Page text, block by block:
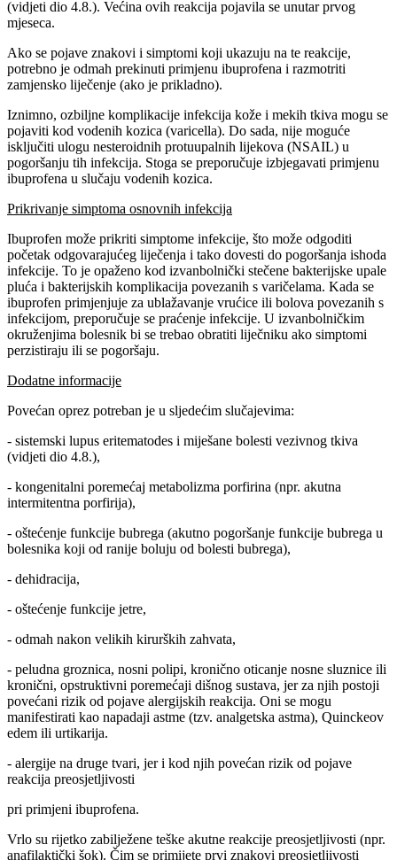
(vidjeti dio 4.8.). Većina ovih reakcija pojavila se unutar prvog
mjeseca.
Ako se pojave znakovi i simptomi koji ukazuju na te reakcije,
potrebno je odmah prekinuti primjenu ibuprofena i razmotriti
zamjensko liječenje (ako je prikladno).
Iznimno, ozbiljne komplikacije infekcija kože i mekih tkiva mogu se
pojaviti kod vodenih kozica (varicella). Do sada, nije moguće
isključiti ulogu nesteroidnih protuupalnih lijekova (NSAIL) u
pogoršanju tih infekcija. Stoga se preporučuje izbjegavati primjenu
ibuprofena u slučaju vodenih kozica.
Prikrivanje simptoma osnovnih infekcija
Ibuprofen može prikriti simptome infekcije, što može odgoditi
početak odgovarajućeg liječenja i tako dovesti do pogoršanja ishoda
infekcije. To je opaženo kod izvanbolnički stečene bakterijske upale
pluća i bakterijskih komplikacija povezanih s varičelama. Kada se
ibuprofen primjenjuje za ublažavanje vrućice ili bolova povezanih s
infekcijom, preporučuje se praćenje infekcije. U izvanbolničkim
okruženjima bolesnik bi se trebao obratiti liječniku ako simptomi
perzistiraju ili se pogoršaju.
Dodatne informacije
Povećan oprez potreban je u sljedećim slučajevima:
- sistemski lupus eritematodes i miješane bolesti vezivnog tkiva
(vidjeti dio 4.8.),
- kongenitalni poremećaj metabolizma porfirina (npr. akutna
intermitentna porfirija),
- oštećenje funkcije bubrega (akutno pogoršanje funkcije bubrega u
bolesnika koji od ranije boluju od bolesti bubrega),
- dehidracija,
- oštećenje funkcije jetre,
- odmah nakon velikih kirurških zahvata,
- peludna groznica, nosni polipi, kronično oticanje nosne sluznice ili
kronični, opstruktivni poremećaji dišnog sustava, jer za njih postoji
povećani rizik od pojave alergijskih reakcija. Oni se mogu
manifestirati kao napadaji astme (tzv. analgetska astma), Quinckeov
edem ili urtikarija.
- alergije na druge tvari, jer i kod njih povećan rizik od pojave
reakcija preosjetljivosti
pri primjeni ibuprofena.
Vrlo su rijetko zabilježene teške akutne reakcije preosjetljivosti (npr.
anafilaktički šok). Čim se primijete prvi znakovi preosjetljivosti